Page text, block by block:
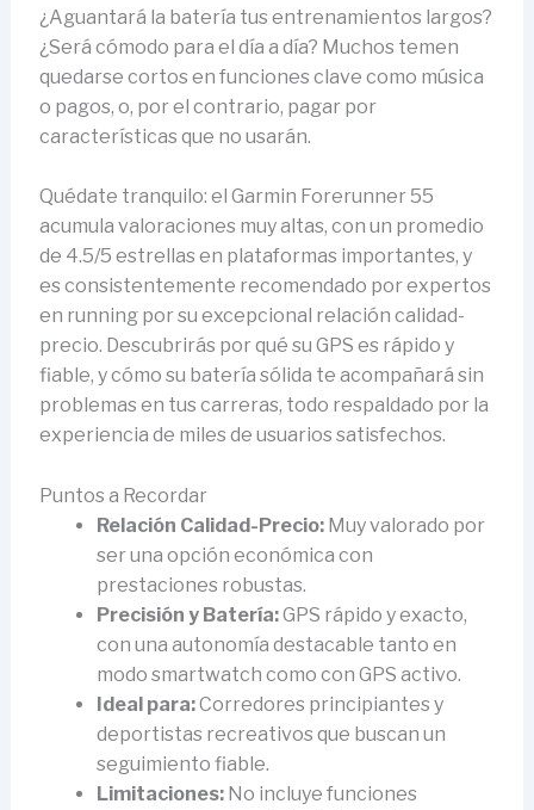
¿Aguantará la batería tus entrenamientos largos?
¿Será cómodo para el día a día? Muchos temen
quedarse cortos en funciones clave como música
o pagos, o, por el contrario, pagar por
características que no usarán.
Quédate tranquilo: el Garmin Forerunner 55
acumula valoraciones muy altas, con un promedio
de 4.5/5 estrellas en plataformas importantes, y
es consistentemente recomendado por expertos
en running por su excepcional relación calidad-
precio. Descubrirás por qué su GPS es rápido y
fiable, y cómo su batería sólida te acompañará sin
problemas en tus carreras, todo respaldado por la
experiencia de miles de usuarios satisfechos.
Puntos a Recordar
Relación Calidad-Precio:Muy valorado por
ser una opción económica con
prestaciones robustas.
Precisión y Batería:GPS rápido y exacto,
con una autonomía destacable tanto en
modo smartwatch como con GPS activo.
Ideal para:Corredores principiantes y
deportistas recreativos que buscan un
seguimiento fiable.
Limitaciones:No incluye funciones